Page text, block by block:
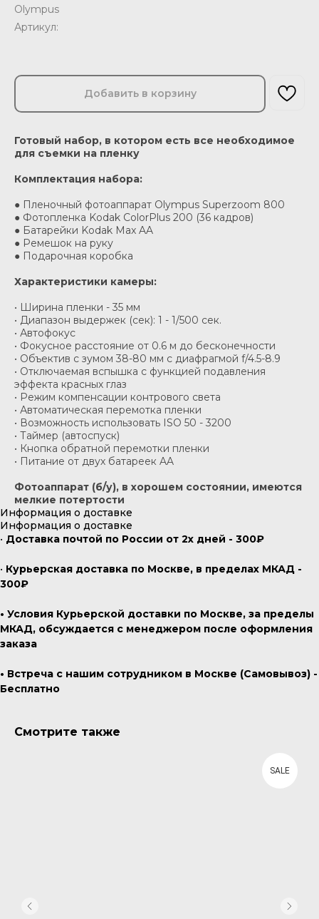
Olympus
Артикул:
Добавить в корзину
Готовый набор, в котором есть все необходимое
для съемки на пленку
Комплектация набора:
● Пленочный фотоаппарат Olympus Superzoom 800
● Фотопленка Kodak ColorPlus 200 (36 кадров)
● Батарейки Kodak Max AA
● Ремешок на руку
● Подарочная коробка
Характеристики камеры:
• Ширина пленки - 35 мм
• Диапазон выдержек (сек): 1 - 1/500 сек.
• Автофокус
• Фокусное расстояние от 0.6 м до бесконечности
• Объектив с зумом 38-80 мм с диафрагмой f/4.5-8.9
• Отключаемая вспышка с функцией подавления
эффекта красных глаз
• Режим компенсации контрового света
• Автоматическая перемотка пленки
• Возможность использовать ISO 50 - 3200
• Таймер (автоспуск)
• Кнопка обратной перемотки пленки
• Питание от двух батареек AA
Фотоаппарат (б/у), в хорошем состоянии, имеются
мелкие потертости
Информация о доставке
Информация о доставке
• Доставка почтой по России от 2х дней - 300₽
• Курьерская доставка по Москве, в пределах МКАД -
300₽
• Условия Курьерской доставки по Москве, за пределы
МКАД, обсуждается с менеджером после оформления
заказа
• Встреча с нашим сотрудником в Москве (Самовывоз) -
Бесплатно
Смотрите также
SALE